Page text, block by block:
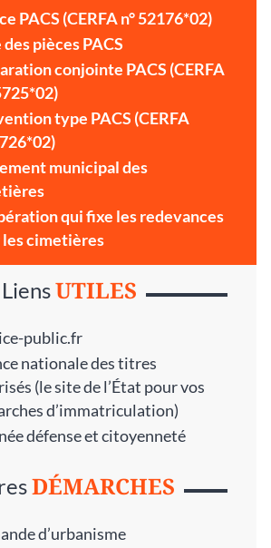
PACS (CERFA n° 52176*02)
pièces PACS
conjointe PACS (CERFA
type PACS (CERFA
municipal des
qui fixe les redevances
les cimetières
LiensUTILES
public.fr
nationale des titres
(le site de l’État pour vos
d’immatriculation)
défense et citoyenneté
DÉMARCHES
d’urbanisme